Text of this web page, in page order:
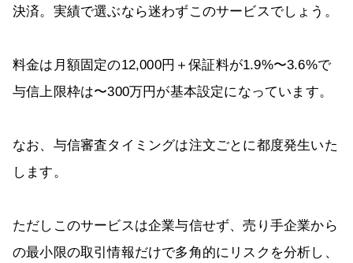
決済。実績で選ぶなら迷わずこのサービスでしょう。
料金は月額固定の12,000円＋保証料が1.9%〜3.6%で
与信上限枠は〜300万円が基本設定になっています。
なお、与信審査タイミングは注文ごとに都度発生いた
します。
ただしこのサービスは企業与信せず、売り手企業から
の最小限の取引情報だけで多角的にリスクを分析し、